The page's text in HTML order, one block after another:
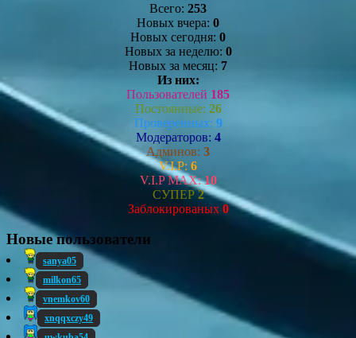
Всего: 253
Новых вчера: 0
Новых сегодня: 0
Новых за неделю: 0
Новых за месяц: 7
Из них:
Пользователей 185
Постоянные: 26
Проверенных: 9
Модераторов: 4
Админов: 3
V.I.P: 6
V.I.P MAX:10
СУПЕР2
Заблокированых 0
Новые пользователи
sanya05
milkon65
vnemkov60
xnqqxczy49